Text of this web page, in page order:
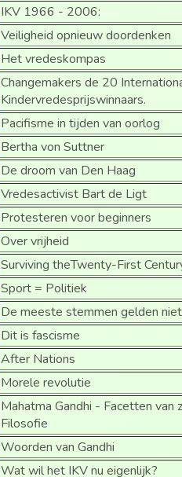
IKV 1966 - 2006:
Veiligheid opnieuw doordenken
Het vredeskompas
Changemakers de 20
Kindervredesprijswinnaars.
Pacifisme in tijden van oorlog
Bertha von Suttner
De droom van Den Haag
Vredesactivist Bart de Ligt
Protesteren voor beginners
Over vrijheid
Surviving theTwenty-First
Sport = Politiek
De meeste stemmen gelden
Dit is fascisme
After Nations
Morele revolutie
Mahatma Gandhi - Facetten van
Filosofie
Woorden van Gandhi
Wat wil het IKV nu eigenlijk?